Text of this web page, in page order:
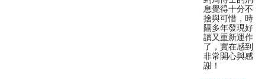
息覺得十分不
捨與可惜，時
隔多年發現好
讀又重新運作
了，實在感到
非常開心與感
謝！